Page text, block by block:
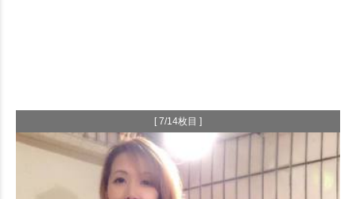
[ 7/14枚目 ]